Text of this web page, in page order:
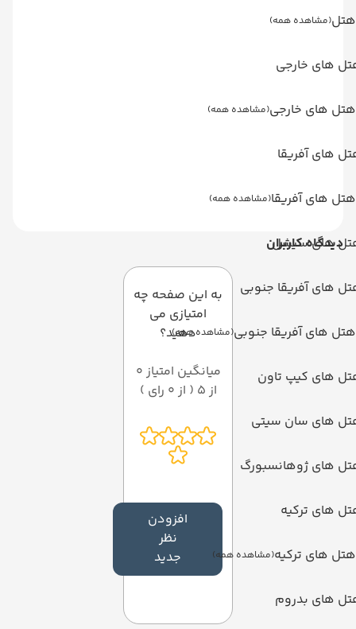
هتل(مشاهده همه)
های خارجی
هتل های خارجی(مشاهده همه)
های آفریقا
هتل های آفریقا(مشاهده همه)
های سیشل
های آفریقا جنوبی
هتل های آفریقا جنوبی(مشاهده همه)
های کیپ تاون
های سان سیتی
های ژوهانسبورگ
های ترکیه
هتل های ترکیه(مشاهده همه)
های بدروم
دیدگاه کاربران
به این صفحه چه
امتیازی می
دهید؟
میانگین امتیاز 0
از 5 ( از 0 رای )
افزودن
نظر
جدید